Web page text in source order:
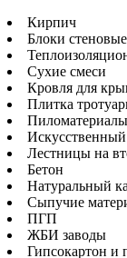
Кирпич
Блоки стеновые
Сухие смеси
Кровля для
Плитка
Пиломатериалы
Лестницы на
Бетон
Натуральный
Сыпучие
ПГП
ЖБИ заводы
Гипсокартон и